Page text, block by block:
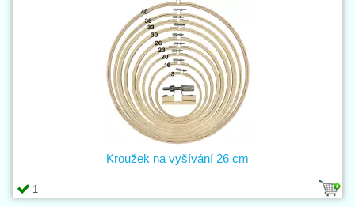
1
Kroužek na vyšívání 26 cm